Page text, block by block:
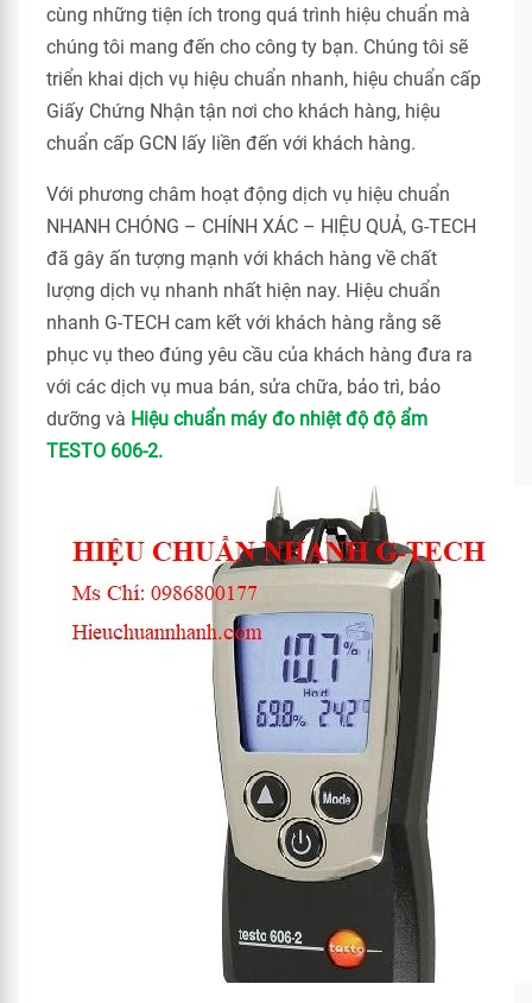
cùng những tiện ích trong quá trình hiệu chuẩn mà
chúng tôi mang đến cho công ty bạn. Chúng tôi sẽ
triển khai dịch vụ hiệu chuẩn nhanh, hiệu chuẩn cấp
Giấy Chứng Nhận tận nơi cho khách hàng, hiệu
chuẩn cấp GCN lấy liền đến với khách hàng.
Với phương châm hoạt động dịch vụ hiệu chuẩn
NHANH CHÓNG – CHÍNH XÁC – HIỆU QUẢ, G-TECH
đã gây ấn tượng mạnh với khách hàng về chất
lượng dịch vụ nhanh nhất hiện nay. Hiệu chuẩn
nhanh G-TECH cam kết với khách hàng rằng sẽ
phục vụ theo đúng yêu cầu của khách hàng đưa ra
với các dịch vụ mua bán, sửa chữa, bảo trì, bảo
dưỡng và Hiệu chuẩn máy đo nhiệt độ độ ẩm
TESTO 606-2.